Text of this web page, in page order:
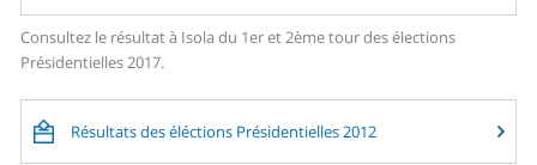
Consultez le résultat à Isola du 1er et 2ème tour des élections
Présidentielles 2017.
Résultats des éléctions Présidentielles 2012